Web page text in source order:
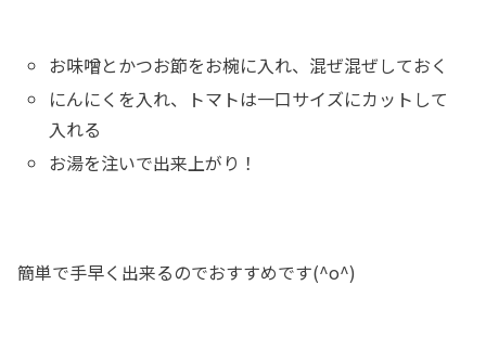
お味噌とかつお節をお椀に入れ、混ぜ混ぜしておく
にんにくを入れ、トマトは一口サイズにカットして
入れる
お湯を注いで出来上がり！
簡単で手早く出来るのでおすすめです(^o^)